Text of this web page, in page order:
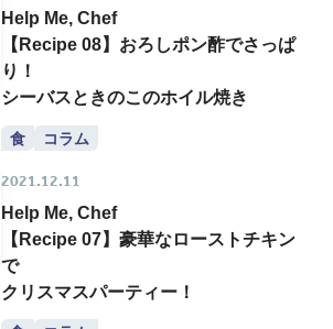
Help Me, Chef
【Recipe 08】おろしポン酢でさっぱ
り！
シーバスときのこのホイル焼き
食 コラム
2021.12.11
Help Me, Chef
【Recipe 07】豪華なローストチキン
で
クリスマスパーティー！